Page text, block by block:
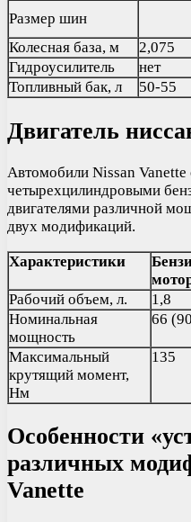
Размер шин
Колесная база, м
2,075
Гидроусилитель
нет
Топливный бак, л
50-55
Двигатель
Автомобили Nissan
четырехцилиндровыми
двигателями различной
двух модификаций.
Характеристики
Рабочий объем, л.
1,8
Номинальная
мощность
66
Максимальный
крутящий момент,
Нм
135
Особенности
различных
Vanette